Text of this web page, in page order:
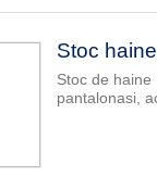
Stoc
Stoc de
pantalonasi,